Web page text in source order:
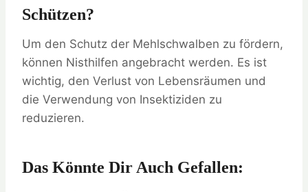
Schützen?
Um den Schutz der Mehlschwalben zu fördern,
können Nisthilfen angebracht werden. Es ist
wichtig, den Verlust von Lebensräumen und
die Verwendung von Insektiziden zu
reduzieren.
Das Könnte Dir Auch Gefallen: